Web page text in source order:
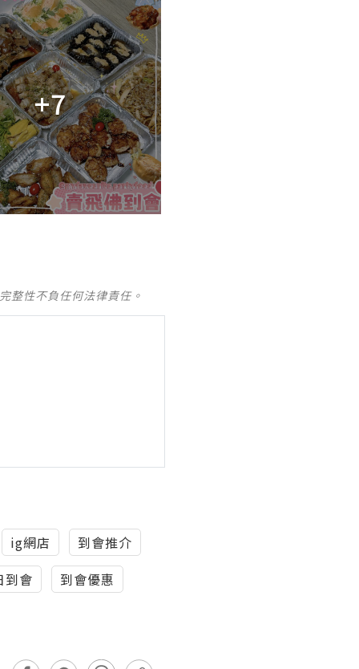
+7
整性不負任何法律責任。
ig網店
到會推介
到會
到會優惠